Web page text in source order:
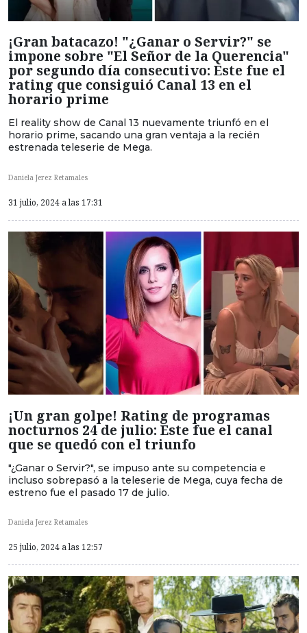
¡Gran batacazo! "¿Ganar o Servir?" se
impone sobre "El Señor de la Querencia"
por segundo día consecutivo: Este fue el
rating que consiguió Canal 13 en el
horario prime
El reality show de Canal 13 nuevamente triunfó en el
horario prime, sacando una gran ventaja a la recién
estrenada teleserie de Mega.
Daniela Jerez Retamales
31 julio, 2024 a las 17:31
¡Un gran golpe! Rating de programas
nocturnos 24 de julio: Este fue el canal
que se quedó con el triunfo
"¿Ganar o Servir?", se impuso ante su competencia e
incluso sobrepasó a la teleserie de Mega, cuya fecha de
estreno fue el pasado 17 de julio.
Daniela Jerez Retamales
25 julio, 2024 a las 12:57